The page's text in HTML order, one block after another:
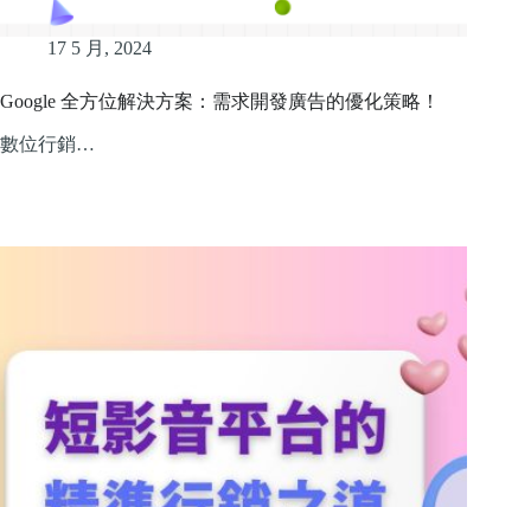
17 5 月, 2024
Google 全方位解決方案：需求開發廣告的優化策略！
數位行銷…